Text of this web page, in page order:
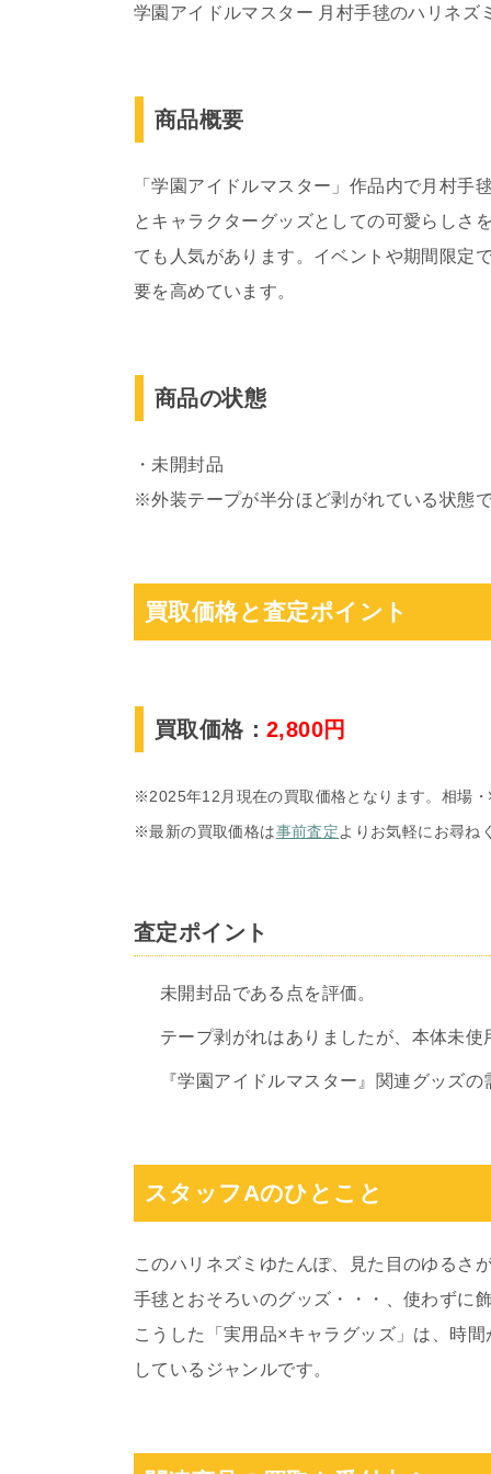
学園アイドルマスター 月村手毬のハリネズ
商品概要
「学園アイドルマスター」作品内で月村
とキャラクターグッズとしての可愛らしさ
ても人気があります。イベントや期間限定
要を高めています。
商品の状態
・未開封品
※外装テープが半分ほど剥がれている状態
買取価格と査定ポイント
買取価格： 2,800円
※2025年12月現在の買取価格となります。相場
※最新の買取価格は事前査定よりお気軽にお尋ね
査定ポイント
未開封品である点を評価。
テープ剥がれはありましたが、本体未
『学園アイドルマスター』関連グッズ
スタッフAのひとこと
このハリネズミゆたんぽ、見た目のゆるさ
手毬とおそろいのグッズ・・・、使わずに
こうした「実用品×キャラグッズ」は、時
しているジャンルです。